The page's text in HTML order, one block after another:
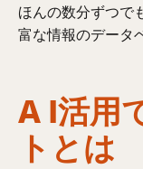
ほんの数分ずつで
富な情報のデータ
A I活用
トとは